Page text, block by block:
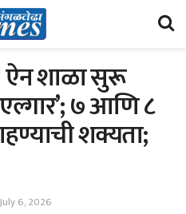
ऐन शाळा सुरू
७ आणि ८
शक्यता;
July 6, 2026